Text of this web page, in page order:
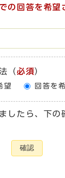
の回答を希望
（必須）
望 回答を
したら、下の
確認